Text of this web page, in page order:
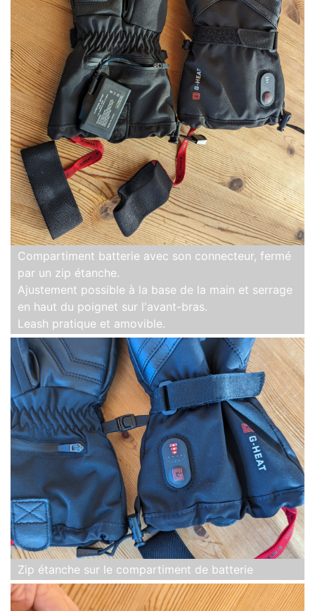
Compartiment batterie avec son connecteur, fermé
par un zip étanche.
Ajustement possible à la base de la main et serrage
en haut du poignet sur l'avant-bras.
Leash pratique et amovible.
Zip étanche sur le compartiment de batterie